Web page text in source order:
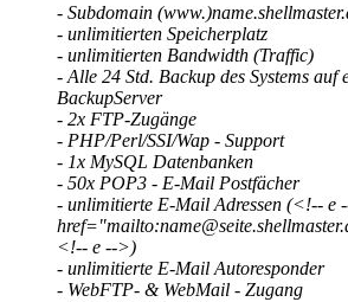
- Subdomain
- unlimitierten Speicherplatz
- unlimitierten Bandwidth (Traffic)
- Alle 24 Std. Backup des Systems auf
BackupServer
- 2x FTP-Zugänge
- PHP/Perl/SSI/Wap - Support
- 1x MySQL Datenbanken
- 50x POP3 - E-Mail Postfächer
- unlimitierte E-Mail Adressen (<!-- e
<!-- e -->)
- unlimitierte E-Mail Autoresponder
- WebFTP- & WebMail - Zugang